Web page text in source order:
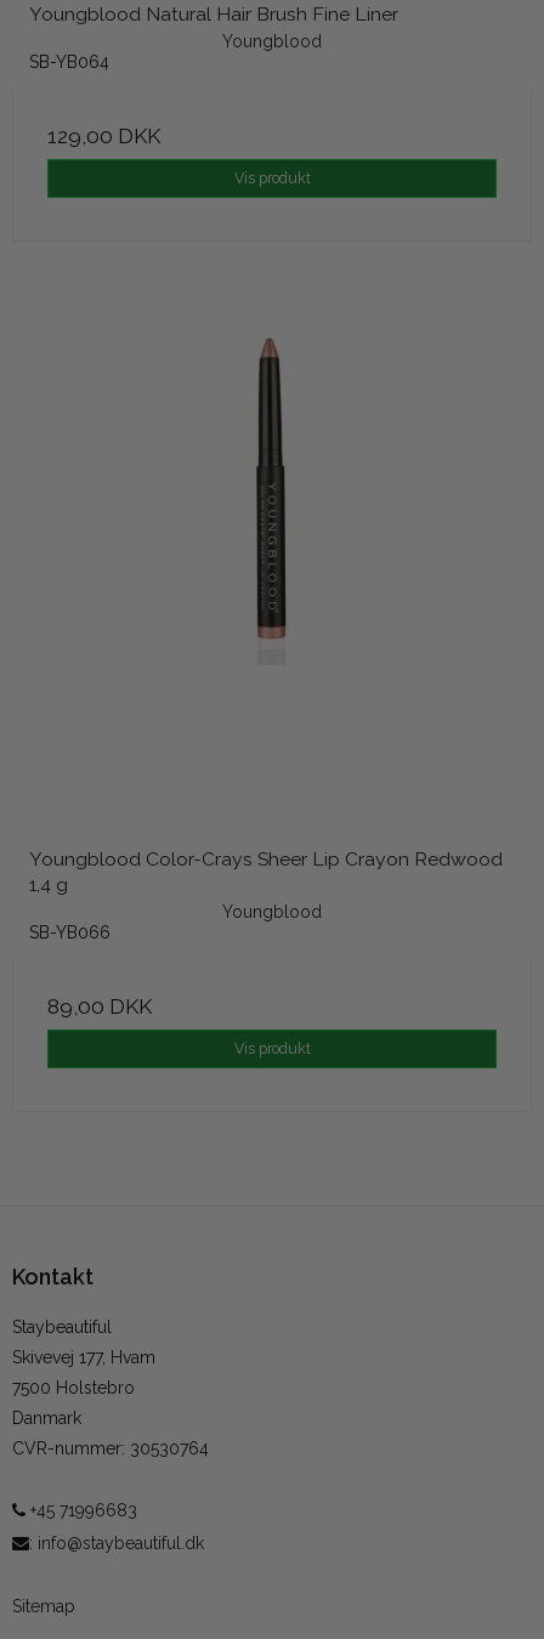
Youngblood Natural Hair Brush Fine Liner
Youngblood
SB-YB064
129,00 DKK
Vis produkt
Youngblood Color-Crays Sheer Lip Crayon Redwood
1,4 g
Youngblood
SB-YB066
89,00 DKK
Vis produkt
Kontakt
Staybeautiful
Skivevej 177, Hvam
7500 Holstebro
Danmark
CVR-nummer: 30530764
+45 71996683
: info@staybeautiful.dk
Sitemap